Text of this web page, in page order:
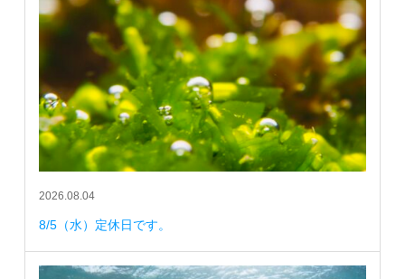
2026.08.04
8/5（水）定休日です。